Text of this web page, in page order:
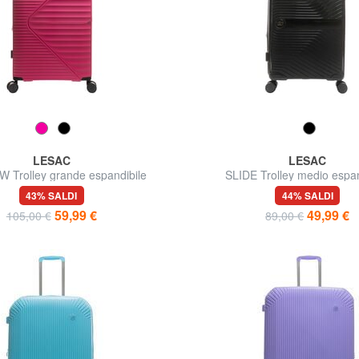
LESAC
Trolley grande espandibile
43% SALDI
105,00 € 59,99 €
LESAC
SLIDE Trolley medio
ultraresistente
44% SALDI
89,00 € 49,99 €